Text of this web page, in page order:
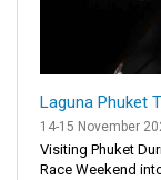
Laguna Phuket
14-15 November
Visiting Phuket
Race Weekend